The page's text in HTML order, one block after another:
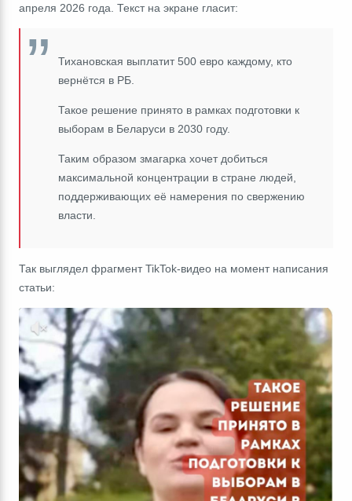
апреля 2026 года. Текст на экране гласит:
Тихановская выплатит 500 евро каждому, кто
вернётся в РБ.
Такое решение принято в рамках подготовки к
выборам в Беларуси в 2030 году.
Таким образом змагарка хочет добиться
максимальной концентрации в стране людей,
поддерживающих её намерения по свержению
власти.
Так выглядел фрагмент TikTok-видео на момент написания
статьи: